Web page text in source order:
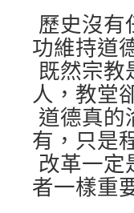
歷史沒有
功維持道
既然宗教
人，教堂
道德真的
有，只是
改革一定
者一樣重